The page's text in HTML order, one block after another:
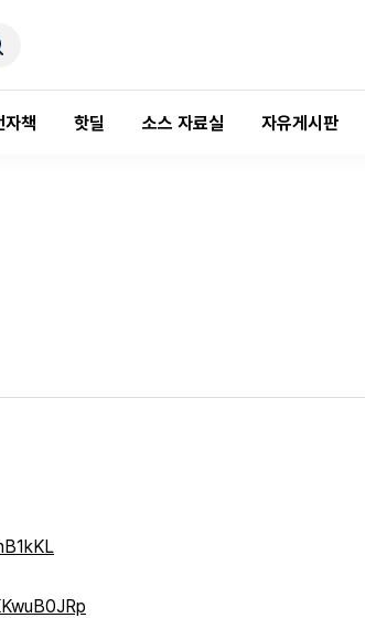
자책 핫딜 소스 자료실 자유게시판